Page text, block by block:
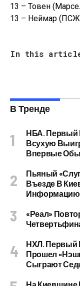
13 – Товен
13 – Неймар
In this
В Тренде
НБА. Первый
Всухую
Впервые
Пьяный
Въезде В
Информацию
«Реал»
НХЛ. Первый
Прошел
Сыграют